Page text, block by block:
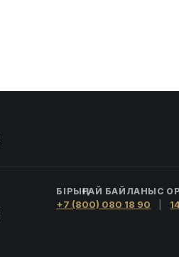
БІРЫҢҒАЙ БАЙЛАНЫС
+7 (800) 080 18 90